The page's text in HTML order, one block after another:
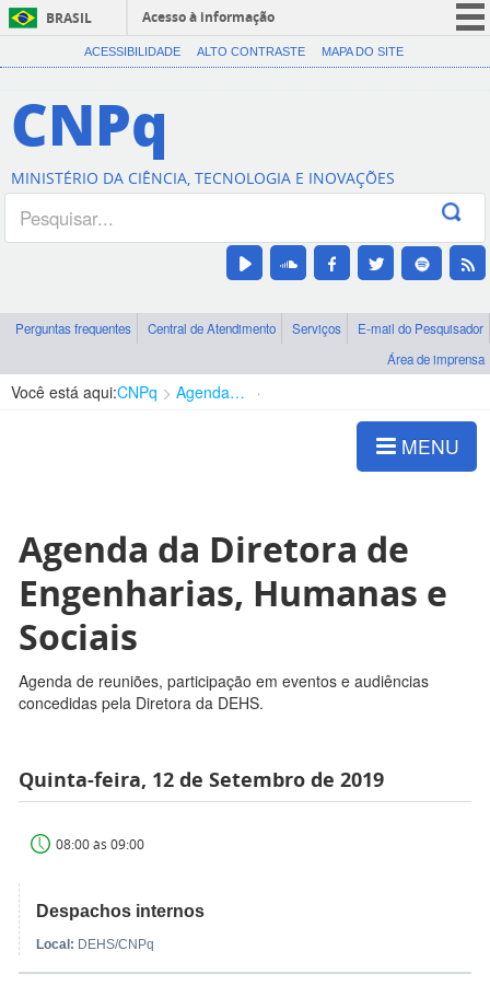
BRASIL
Acesso à informação
CORONAVÍRUS (COVID-19)
Canais
ACESSIBILIDADE ALTO CONTRASTE MAPA DO SITE
CNPq
MINISTÉRIO DA CIÊNCIA, TECNOLOGIA E INOVAÇÕES
Perguntas frequentes Central de Atendimento Serviços
E-mail do Pesquisador
Área de imprensa
Você está aqui:CNPq Agenda de autoridades
MENU
Agenda da Diretora de
Engenharias, Humanas e
Sociais
Agenda de reuniões, participação em eventos e audiências
concedidas pela Diretora da DEHS.
Quinta-feira, 12 de Setembro de 2019
08:00 às 09:00
Despachos internos
Local: DEHS/CNPq